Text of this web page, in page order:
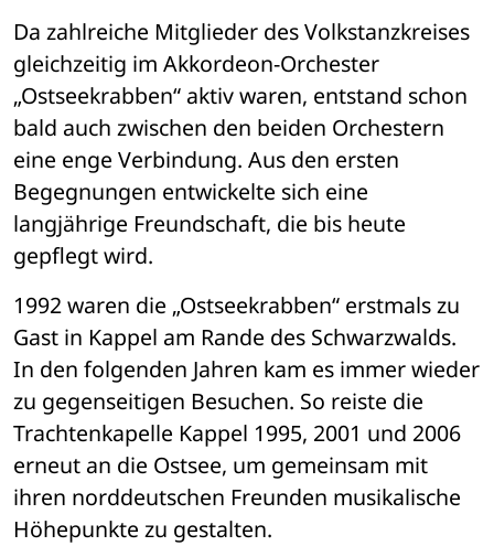
Da zahlreiche Mitglieder des Volkstanzkreises
gleichzeitig im Akkordeon-Orchester
„Ostseekrabben“ aktiv waren, entstand schon
bald auch zwischen den beiden Orchestern
eine enge Verbindung. Aus den ersten
Begegnungen entwickelte sich eine
langjährige Freundschaft, die bis heute
gepflegt wird.
1992 waren die „Ostseekrabben“ erstmals zu
Gast in Kappel am Rande des Schwarzwalds.
In den folgenden Jahren kam es immer wieder
zu gegenseitigen Besuchen. So reiste die
Trachtenkapelle Kappel 1995, 2001 und 2006
erneut an die Ostsee, um gemeinsam mit
ihren norddeutschen Freunden musikalische
Höhepunkte zu gestalten.